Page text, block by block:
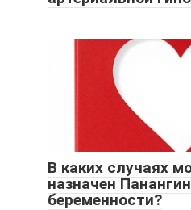
В каких случаях
назначен
беременности?